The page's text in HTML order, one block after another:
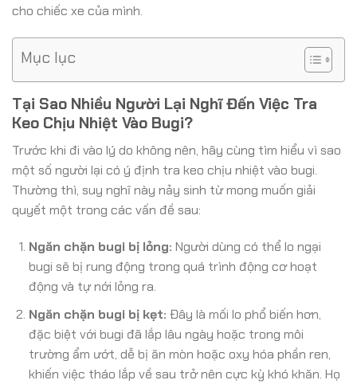
cho chiếc xe của mình.
Mục lục
Tại Sao Nhiều Người Lại Nghĩ Đến Việc Tra
Keo Chịu Nhiệt Vào Bugi?
Trước khi đi vào lý do không nên, hãy cùng tìm hiểu vì sao
một số người lại có ý định tra keo chịu nhiệt vào bugi.
Thường thì, suy nghĩ này nảy sinh từ mong muốn giải
quyết một trong các vấn đề sau:
Ngăn chặn bugi bị lỏng: Người dùng có thể lo ngại
bugi sẽ bị rung động trong quá trình động cơ hoạt
động và tự nới lỏng ra.
Ngăn chặn bugi bị kẹt: Đây là mối lo phổ biến hơn,
đặc biệt với bugi đã lắp lâu ngày hoặc trong môi
trường ẩm ướt, dễ bị ăn mòn hoặc oxy hóa phần ren,
khiến việc tháo lắp về sau trở nên cực kỳ khó khăn. Họ